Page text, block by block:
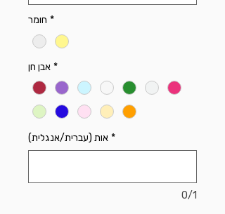
חומר *
אבן חן *
אות (עברית/אנגלית) *
0/1